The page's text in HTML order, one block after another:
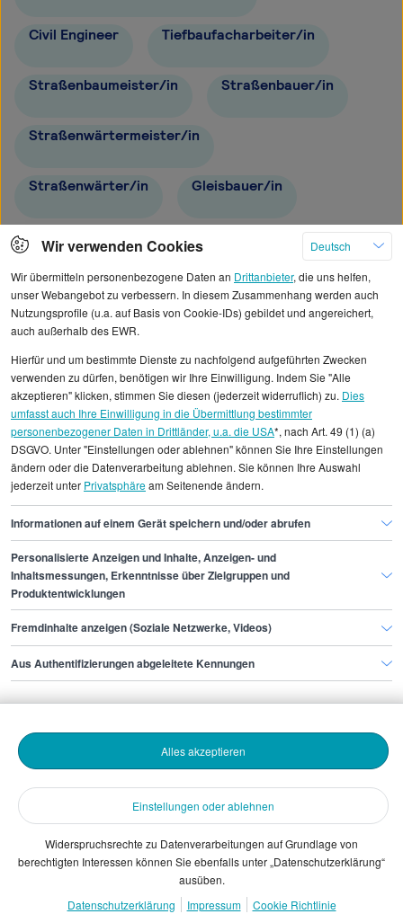
Civil Engineer Tiefbaufacharbeiter/in
Straßenbaumeister/in Straßenbauer/in
Straßenwärtermeister/in
Straßenwärter/in Gleisbauer/in
statistischen Erhebungen durch StepStone. Es sind
Durchschnittswerte und die Angaben können nicht
einzelnen Stellenangeboten zugeordnet werden.
Gehaltsinformationen
Bauwesen
Junior Bauingenieur/in
Finde den Job,
der zu dir passt.
Bewerbende
The Stepstone Group GmbH © 2026
Wir verwenden Cookies
Deutsch
Wir übermitteln personenbezogene Daten an Drittanbieter, die uns helfen,
unser Webangebot zu verbessern. In diesem Zusammenhang werden auch
Nutzungsprofile (u.a. auf Basis von Cookie-IDs) gebildet und angereichert,
auch außerhalb des EWR.
Hierfür und um bestimmte Dienste zu nachfolgend aufgeführten Zwecken
verwenden zu dürfen, benötigen wir Ihre Einwilligung. Indem Sie "Alle
akzeptieren" klicken, stimmen Sie diesen (jederzeit widerruflich) zu. Dies
umfasst auch Ihre Einwilligung in die Übermittlung bestimmter
personenbezogener Daten in Drittländer, u.a. die USA*, nach Art. 49 (1) (a)
DSGVO. Unter "Einstellungen oder ablehnen" können Sie Ihre Einstellungen
ändern oder die Datenverarbeitung ablehnen. Sie können Ihre Auswahl
jederzeit unter Privatsphäream Seitenende ändern.
Informationen auf einem Gerät speichern und/oder abrufen
Personalisierte Anzeigen und Inhalte, Anzeigen- und
Inhaltsmessungen, Erkenntnisse über Zielgruppen und
Produktentwicklungen
Fremdinhalte anzeigen (Soziale Netzwerke, Videos)
Aus Authentifizierungen abgeleitete Kennungen
Einstellungen oder ablehnen
Alles akzeptieren
Widerspruchsrechte zu Datenverarbeitungen auf Grundlage von
berechtigten Interessen können Sie ebenfalls unter „Datenschutzerklärung“
ausüben.
Datenschutzerklärung
Impressum Cookie Richtlinie